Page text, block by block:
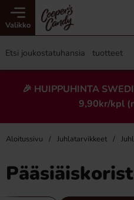
Valikko
🎉 HUIPPUHINTA
9,90kr/kpl
Aloitussivu Juhlatarvikkeet